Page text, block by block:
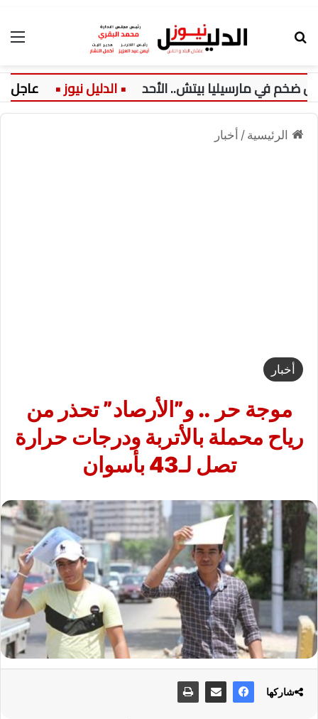
في مارسيليا بيتش.. الأحد عاجل:
الرئيسية / أخبار
أخبار
موجة حر .. و”الأرصاد” تحذر من
رياح محملة بالأتربة ودرجات حرارة
تصل لـ43 بأسوان
شاركها